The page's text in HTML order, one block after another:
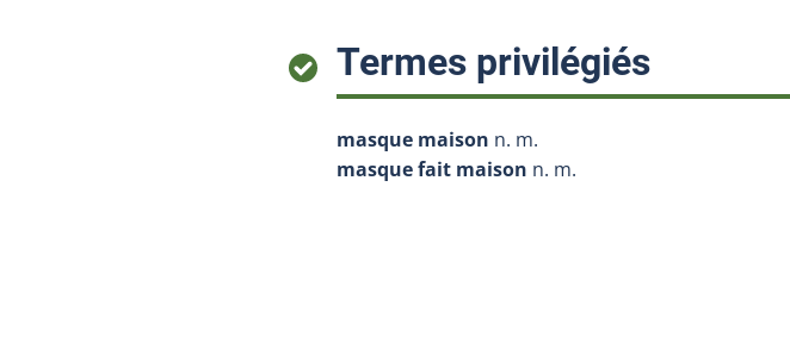
Termes privilégiés:
masque maison n. m.
masque fait maison n. m.